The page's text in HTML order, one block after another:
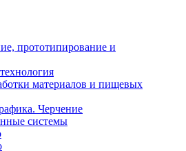
прототипирование и
материалов и пищевых
Черчение
системы